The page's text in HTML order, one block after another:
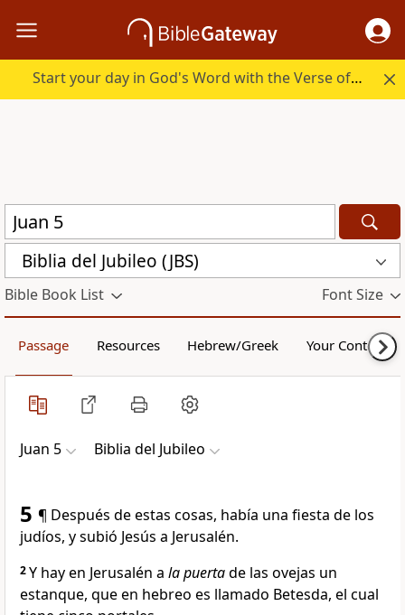
Start your day in God's Word with the Verse of the Day.
Biblia del Jubileo (JBS)
Bible Book List Font Size
Passage Resources Hebrew/Greek Your Content
Juan 5 Biblia del Jubileo
5 ¶ Después de estas cosas, había una fiesta de los
judíos, y subió Jesús a Jerusalén.
2Y hay en Jerusalén a la puertade las ovejas un
estanque, que en hebreo es llamado Betesda, el cual